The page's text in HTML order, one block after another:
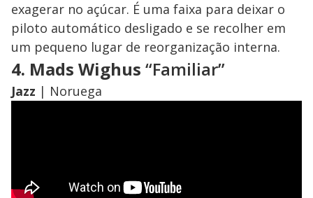
exagerar no açúcar. É uma faixa para deixar o
piloto automático desligado e se recolher em
um pequeno lugar de reorganização interna.
4. Mads Wighus “Familiar”
Jazz | Noruega